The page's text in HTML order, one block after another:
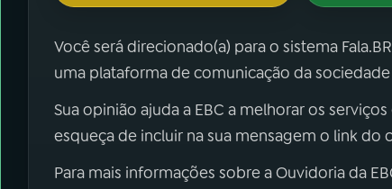
Você será direcionado(a) para o sistema
uma plataforma de comunicação da
Sua opinião ajuda a EBC a melhorar os
esqueça de incluir na sua mensagem o link do
Para mais informações sobre a Ouvidoria da